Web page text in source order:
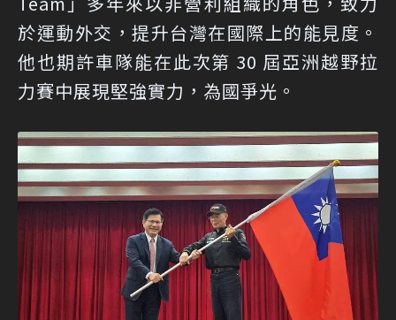
於運動外交，提升台灣在國際上的能見度。
他也期許車隊能在此次第 30 屆亞洲越野拉
力賽中展現堅強實力，為國爭光。